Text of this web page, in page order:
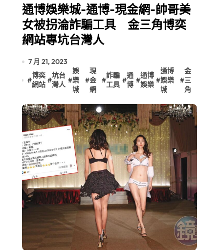
通博娛樂城-通博-現金網-帥哥美
女被拐淪詐騙工具 金三角博奕
網站專坑台灣人
7 月 21, 2023
#
博奕
網站
#
坑台
灣人
#
娛
樂
城
#
現
金
網
#
詐騙
工具
#
通
博
#
通博
娛樂
#
通博
娛樂
城
#
金
三
角